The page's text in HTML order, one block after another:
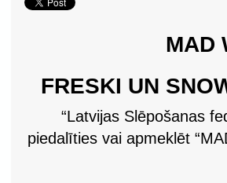
MAD
FRESKI UN
“Latvijas Slēpošanas
piedalīties vai apmeklēt